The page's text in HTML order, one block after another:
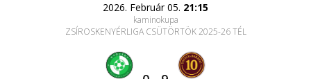
2026. Február 05. 21:15
kaminokupa
ZSÍROSKENYÉRLIGA CSÜTÖRTÖK 2025-26 TÉL